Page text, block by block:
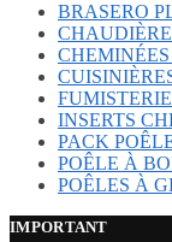
BRASERO
FUMISTERIE
INSERTS
PACK
POÊLE À
POÊLES À
IMPORTANT